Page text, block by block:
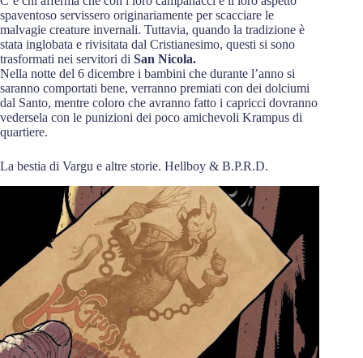
spaventoso servissero originariamente per scacciare le
malvagie creature invernali. Tuttavia, quando la tradizione è
stata inglobata e rivisitata dal Cristianesimo, questi si sono
trasformati nei servitori di San Nicola.
Nella notte del 6 dicembre i bambini che durante l’anno si
saranno comportati bene, verranno premiati con dei dolciumi
dal Santo, mentre coloro che avranno fatto i capricci dovranno
vedersela con le punizioni dei poco amichevoli Krampus di
quartiere.
La bestia di Vargu e altre storie. Hellboy & B.P.R.D.